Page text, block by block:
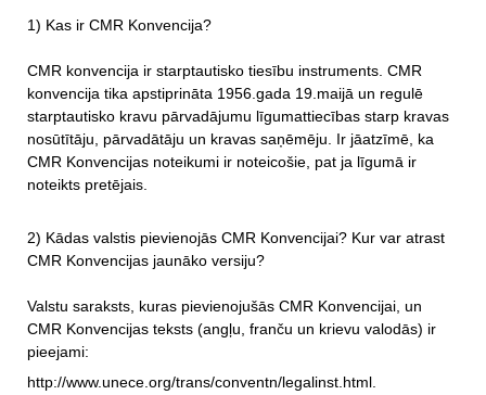
1) Kas ir CMR Konvencija?
CMR konvencija ir starptautisko tiesību instruments. CMR
konvencija tika apstiprināta 1956.gada 19.maijā un regulē
starptautisko kravu pārvadājumu līgumattiecības starp kravas
nosūtītāju, pārvadātāju un kravas saņēmēju. Ir jāatzīmē, ka
CMR Konvencijas noteikumi ir noteicošie, pat ja līgumā ir
noteikts pretējais.
2) Kādas valstis pievienojās CMR Konvencijai? Kur var atrast
CMR Konvencijas jaunāko versiju?
Valstu saraksts, kuras pievienojušās CMR Konvencijai, un
CMR Konvencijas teksts (angļu, franču un krievu valodās) ir
pieejami:
http://www.unece.org/trans/conventn/legalinst.html.